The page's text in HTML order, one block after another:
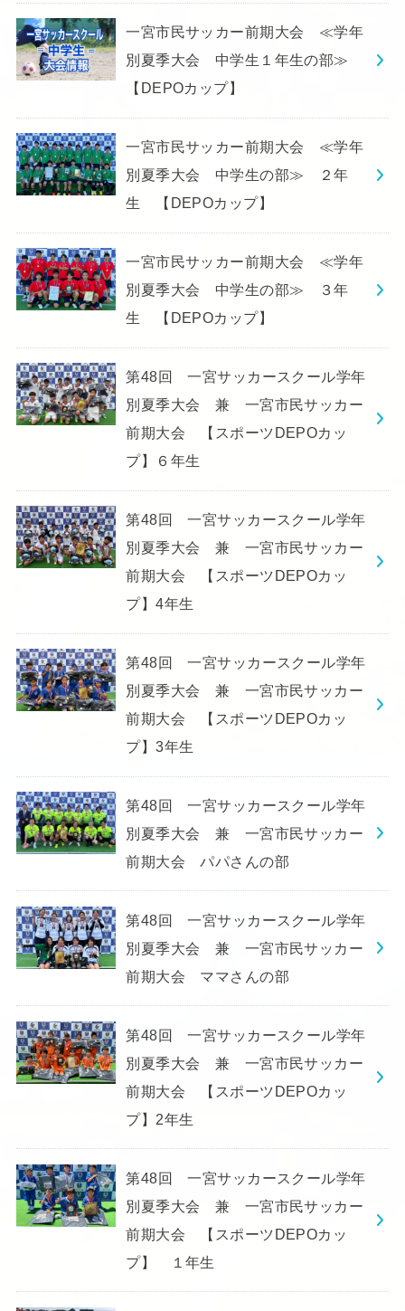
一宮市民サッカー前期大会 ≪学年
別夏季大会 中学生１年生の部≫
【DEPOカップ】
一宮市民サッカー前期大会 ≪学年
別夏季大会 中学生の部≫ ２年
生 【DEPOカップ】
一宮市民サッカー前期大会 ≪学年
別夏季大会 中学生の部≫ ３年
生 【DEPOカップ】
第48回 一宮サッカースクール学年
別夏季大会 兼 一宮市民サッカー
前期大会 【スポーツDEPOカッ
プ】６年生
第48回 一宮サッカースクール学年
別夏季大会 兼 一宮市民サッカー
前期大会 【スポーツDEPOカッ
プ】4年生
第48回 一宮サッカースクール学年
別夏季大会 兼 一宮市民サッカー
前期大会 【スポーツDEPOカッ
プ】3年生
第48回 一宮サッカースクール学年
別夏季大会 兼 一宮市民サッカー
前期大会 パパさんの部
第48回 一宮サッカースクール学年
別夏季大会 兼 一宮市民サッカー
前期大会 ママさんの部
第48回 一宮サッカースクール学年
別夏季大会 兼 一宮市民サッカー
前期大会 【スポーツDEPOカッ
プ】2年生
第48回 一宮サッカースクール学年
別夏季大会 兼 一宮市民サッカー
前期大会 【スポーツDEPOカッ
プ】 １年生